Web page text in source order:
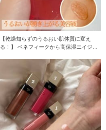
【乾燥知らずのうるおい肌体質に変え
る！】 ベネフィークから高保湿エイジン